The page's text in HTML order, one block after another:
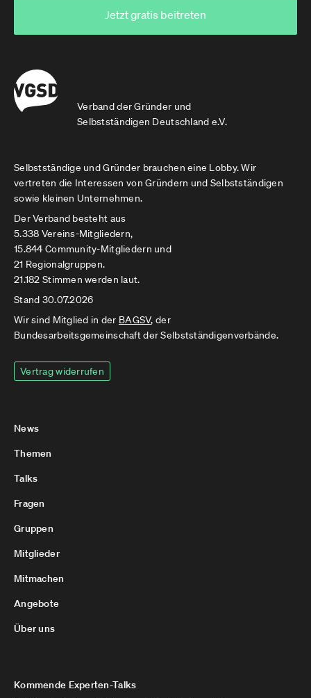
Verband der Gründer und
Selbstständigen Deutschland e.V.
Jetzt gratis beitreten
Selbstständige und Gründer brauchen eine Lobby. Wir
vertreten die Interessen von Gründern und Selbstständigen
sowie kleinen Unternehmen.
Der Verband besteht aus
5.338 Vereins-Mitgliedern,
15.844 Community-Mitgliedern und
21 Regionalgruppen.
21.182 Stimmen werden laut.
Stand 30.07.2026
Wir sind Mitglied in der BAGSV, der
Bundesarbeitsgemeinschaft der Selbstständigenverbände.
Vertrag widerrufen
News
Themen
Talks
Fragen
Gruppen
Mitglieder
Mitmachen
Angebote
Über uns
Kommende Experten-Talks